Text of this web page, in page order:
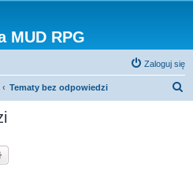
MUD RPG
Zaloguj się
Tematy bez odpowiedzi